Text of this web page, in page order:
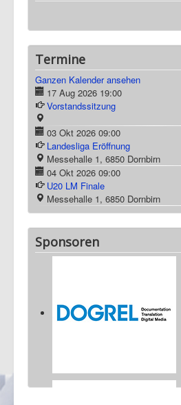
Termine
Ganzen Kalender ansehen
17 Aug 2026 19:00
Vorstandssitzung
03 Okt 2026 09:00
U20 LM Finale
Messehalle 1, 6850 Dornbirn